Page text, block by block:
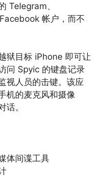
Telegram、
帐户，而不
狱目标 iPhone 即可让
问 Spyic 的键盘记录
视人员的击键。该应
机的麦克风和摄像
话。
体间谍工具